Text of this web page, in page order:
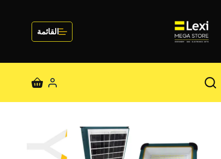
المحتوى
القائمة
عربة